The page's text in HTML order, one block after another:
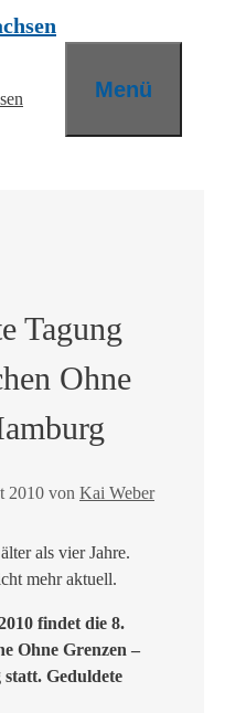
Menü
Tagung
Ohne
2010 von Kai Weber
als vier Jahre.
mehr aktuell.
findet die 8.
Ohne Grenzen –
Geduldete